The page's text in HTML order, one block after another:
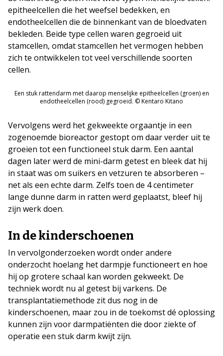
epitheelcellen die het weefsel bedekken, en
endotheelcellen die de binnenkant van de bloedvaten
bekleden. Beide type cellen waren gegroeid uit
stamcellen, omdat stamcellen het vermogen hebben
zich te ontwikkelen tot veel verschillende soorten
cellen.
Een stuk rattendarm met daarop menselijke epitheelcellen (groen) en
endotheelcellen (rood) gegroeid. © Kentaro Kitano
Vervolgens werd het gekweekte orgaantje in een
zogenoemde bioreactor gestopt om daar verder uit te
groeien tot een functioneel stuk darm. Een aantal
dagen later werd de mini-darm getest en bleek dat hij
in staat was om suikers en vetzuren te absorberen –
net als een echte darm. Zelfs toen de 4 centimeter
lange dunne darm in ratten werd geplaatst, bleef hij
zijn werk doen.
In de kinderschoenen
In vervolgonderzoeken wordt onder andere
onderzocht hoelang het darmpje functioneert en hoe
hij op grotere schaal kan worden gekweekt. De
techniek wordt nu al getest bij varkens. De
transplantatiemethode zit dus nog in de
kinderschoenen, maar zou in de toekomst dé oplossing
kunnen zijn voor darmpatiënten die door ziekte of
operatie een stuk darm kwijt zijn.